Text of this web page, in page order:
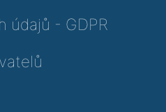
údajů - GDPR